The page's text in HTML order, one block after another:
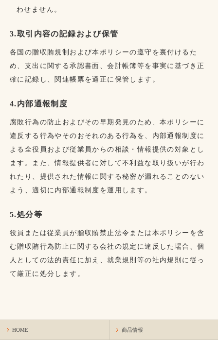
わせません。
3.取引内容の記録および保管
各国の贈収賄規制および本ポリシーの遵守を裏付けるた
め、支出に関する承認書面、会計帳簿等を事実に基づき正
確に記録し、関連帳票を適正に保管します。
4.内部通報制度
腐敗行為の防止およびその早期発見のため、本ポリシーに
違反する行為やそのおそれのある行為を、内部通報制度に
よる全役員および従業員からの相談・情報提供の対象とし
ます。また、情報提供者に対して不利益な取り扱いが行わ
れたり、提供された情報に関する秘密が漏れることのない
よう、適切に内部通報制度を運用します。
5.処分等
役員または従業員が贈収賄禁止法令または本ポリシーを含
む贈収賄行為防止に関する会社の規定に違反した場合、個
人としての法的責任に加え、就業規則等の社内規則に従っ
て厳正に処分します。
HOME 商品情報